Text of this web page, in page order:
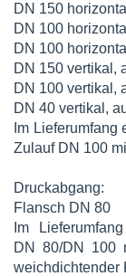
DN 150
DN 100
DN 100
DN 150 vertikal,
DN 100 vertikal,
DN 40 vertikal,
Im
Zulauf DN 100
Druckabgang:
Flansch DN 80
Im
DN 80/DN 100
weichdichtender